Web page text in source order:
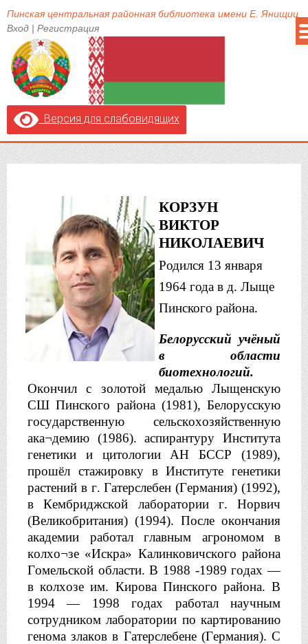
Пинская центральная районная библиотека имени Е. Янищиц
Вход | Регистрация
Версия для слабовидящих
КОРЗУН
ВИКТОР
НИКОЛАЕВИЧ
Родился 13 января
1964 года в д. Лыще
Пинского района.
Белорусский учёный
в области
биотехнологий.
Окончил с золотой медалью Лыщенскую
СШ Пинского района (1981), Белорусскую
ака¬демию (1986). аспирантуру Института
генетики и цитологии АН БССР (1989),
прошёл стажировку в Институте генетики
растений в г. Гатерслебен (Германия) (1992),
в Кембриджской лаборатории г. Норвич
(Великобритания) (1994). После окончания
колхо¬зе «Искра» Калинковичского района
Гомельской области. В 1988 -1989 годах —
1994 — 1998 годах работал научным
сотрудником лаборатории по картированию
генома злаков в Гатерслебене (Германия). С